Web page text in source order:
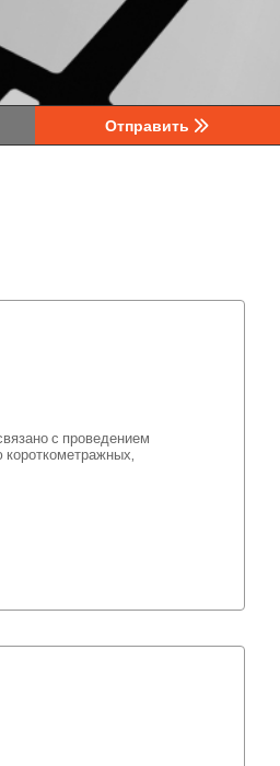
Отправить
с проведением
короткометражных,